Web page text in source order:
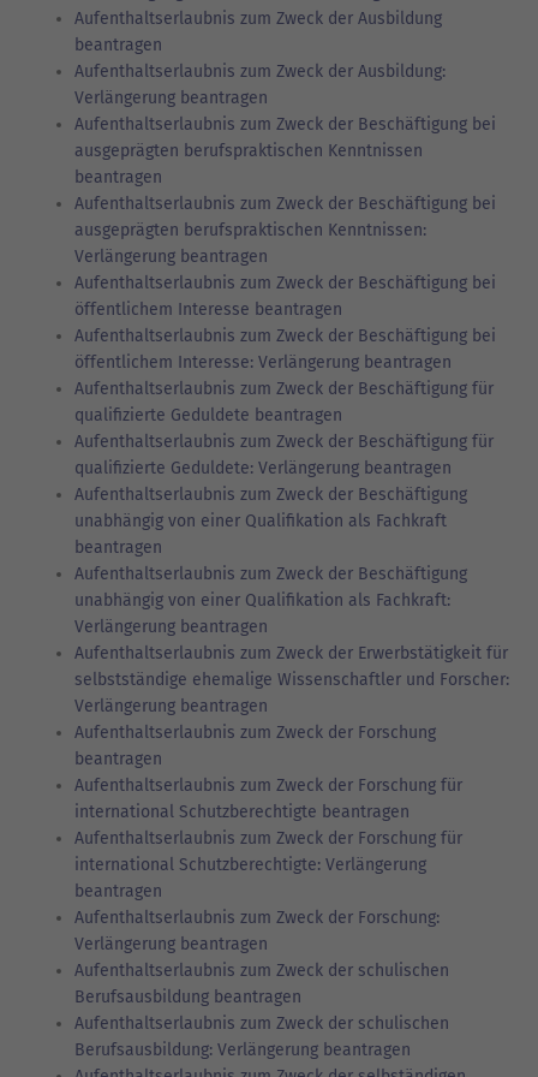
Aufenthaltserlaubnis zum Zweck der Ausbildung
beantragen
Aufenthaltserlaubnis zum Zweck der Ausbildung:
Verlängerung beantragen
Aufenthaltserlaubnis zum Zweck der Beschäftigung bei
ausgeprägten berufspraktischen Kenntnissen
beantragen
Aufenthaltserlaubnis zum Zweck der Beschäftigung bei
ausgeprägten berufspraktischen Kenntnissen:
Verlängerung beantragen
Aufenthaltserlaubnis zum Zweck der Beschäftigung bei
öffentlichem Interesse beantragen
Aufenthaltserlaubnis zum Zweck der Beschäftigung bei
öffentlichem Interesse: Verlängerung beantragen
Aufenthaltserlaubnis zum Zweck der Beschäftigung für
qualifizierte Geduldete beantragen
Aufenthaltserlaubnis zum Zweck der Beschäftigung für
qualifizierte Geduldete: Verlängerung beantragen
Aufenthaltserlaubnis zum Zweck der Beschäftigung
unabhängig von einer Qualifikation als Fachkraft
beantragen
Aufenthaltserlaubnis zum Zweck der Beschäftigung
unabhängig von einer Qualifikation als Fachkraft:
Verlängerung beantragen
Aufenthaltserlaubnis zum Zweck der Erwerbstätigkeit für
selbstständige ehemalige Wissenschaftler und Forscher:
Verlängerung beantragen
Aufenthaltserlaubnis zum Zweck der Forschung
beantragen
Aufenthaltserlaubnis zum Zweck der Forschung für
international Schutzberechtigte beantragen
Aufenthaltserlaubnis zum Zweck der Forschung für
international Schutzberechtigte: Verlängerung
beantragen
Aufenthaltserlaubnis zum Zweck der Forschung:
Verlängerung beantragen
Aufenthaltserlaubnis zum Zweck der schulischen
Berufsausbildung beantragen
Aufenthaltserlaubnis zum Zweck der schulischen
Berufsausbildung: Verlängerung beantragen